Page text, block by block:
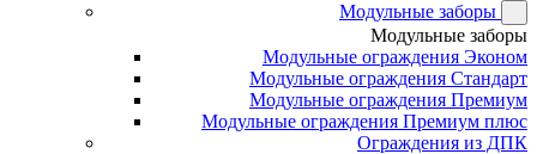
Модульные заборы
Модульные заборы
Модульные ограждения Эконом
Модульные ограждения Стандарт
Модульные ограждения Премиум
Модульные ограждения Премиум плюс
Ограждения из ДПК